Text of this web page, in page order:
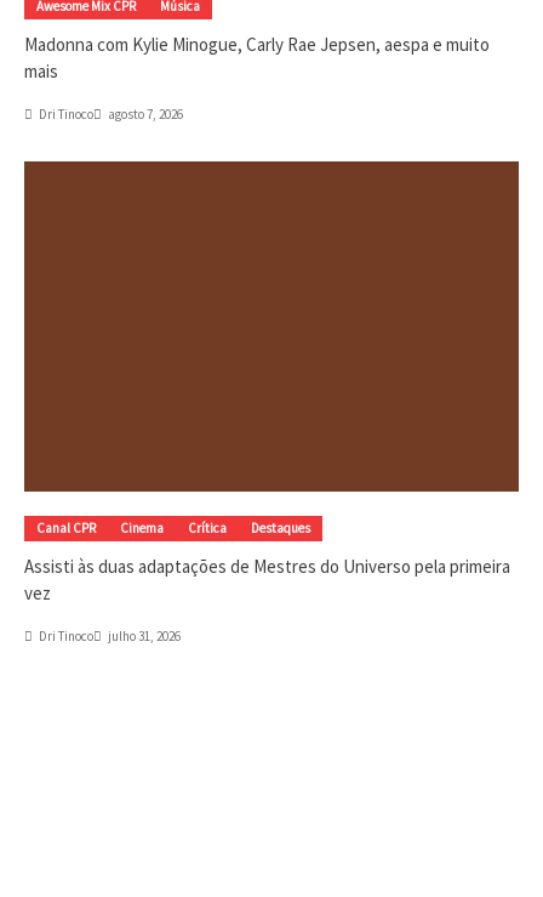
Awesome Mix CPR Música
Madonna com Kylie Minogue, Carly Rae Jepsen, aespa e muito
mais
Dri Tinoco agosto 7, 2026
Canal CPR Cinema Crítica Destaques
Assisti às duas adaptações de Mestres do Universo pela primeira
vez
Dri Tinoco julho 31, 2026